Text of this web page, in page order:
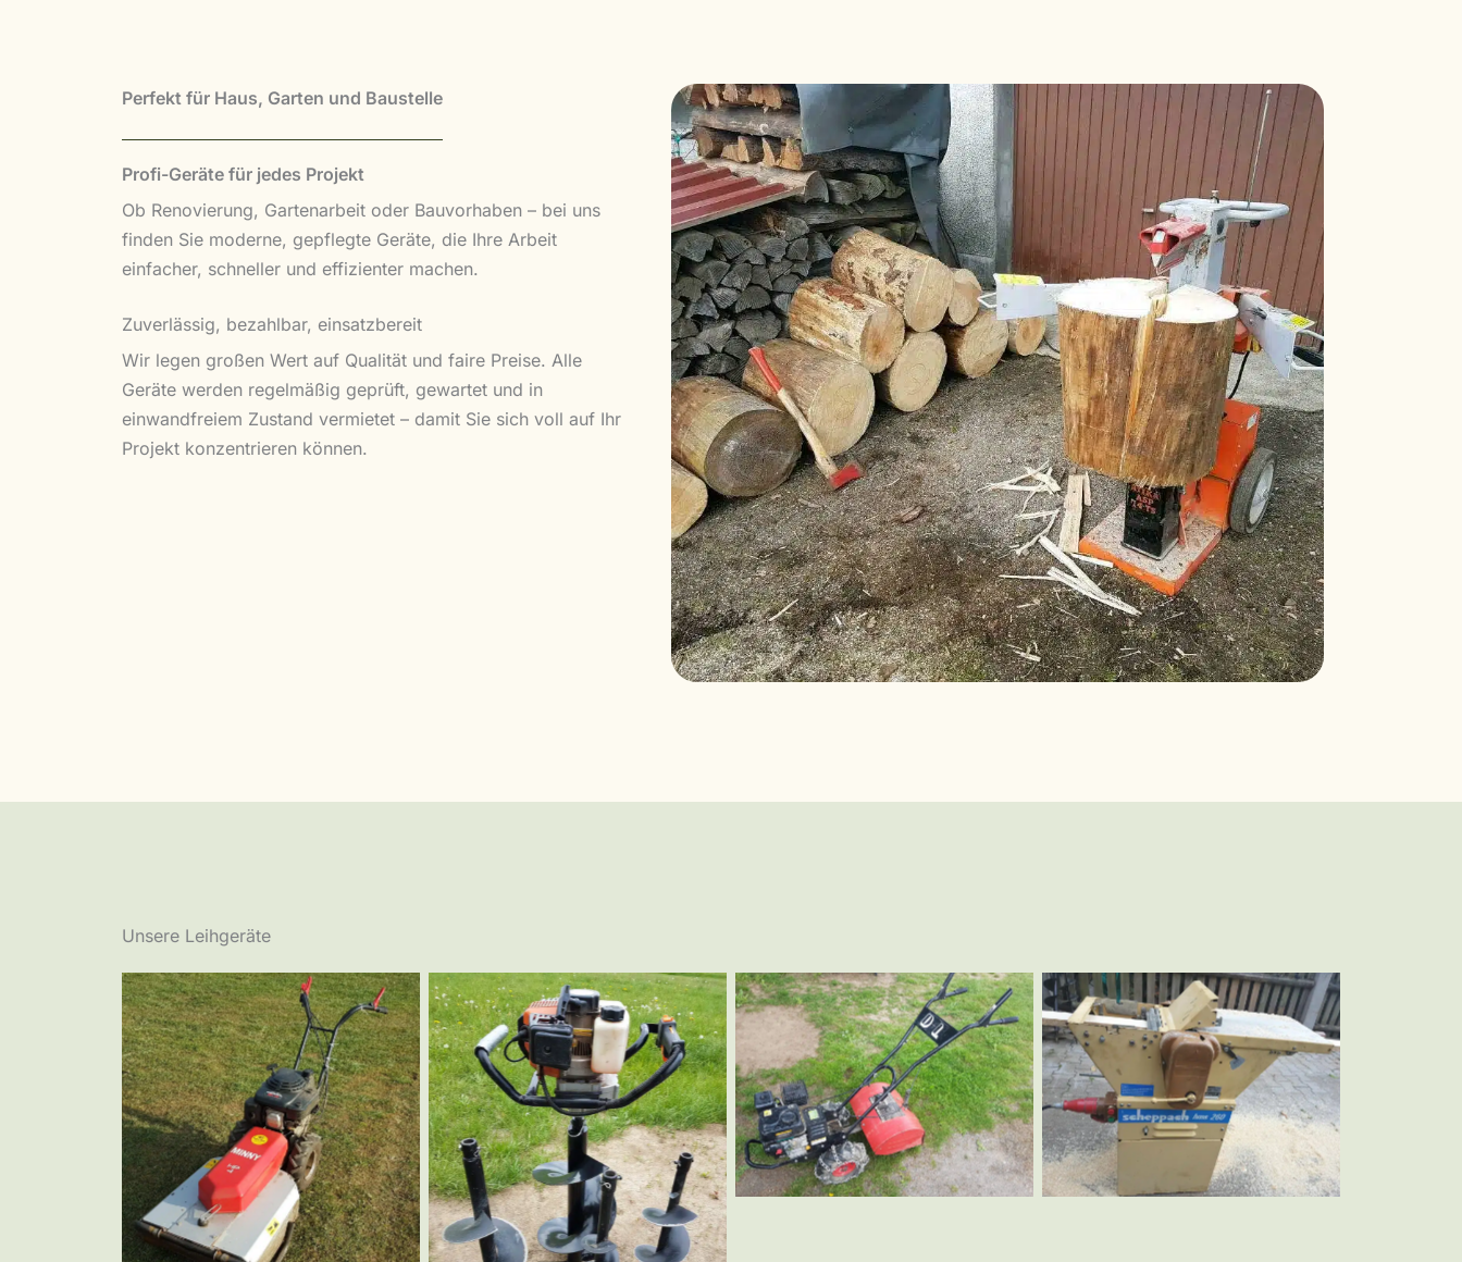
Perfekt für Haus, Garten und Baustelle
Profi-Geräte für jedes Projekt
Ob Renovierung, Gartenarbeit oder Bauvorhaben – bei uns
finden Sie moderne, gepflegte Geräte, die Ihre Arbeit
einfacher, schneller und effizienter machen.
Zuverlässig, bezahlbar, einsatzbereit
Wir legen großen Wert auf Qualität und faire Preise. Alle
Geräte werden regelmäßig geprüft, gewartet und in
einwandfreiem Zustand vermietet – damit Sie sich voll auf Ihr
Projekt konzentrieren können.
Unsere Leihgeräte
Hochgrasmäher
Gartenfräse Hobelmaschine